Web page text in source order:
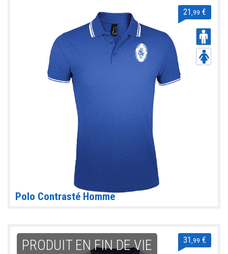
21 ,99 €
Polo Contrasté Homme
31 ,99 €
PRODUIT EN FIN DE VIE